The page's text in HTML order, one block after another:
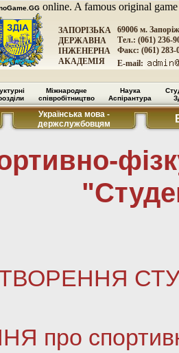
online. A famous original
ЗАПОРІЗЬКА
ДЕРЖАВНА
ІНЖЕНЕРНА
АКАДЕМІЯ
69006 м.
Тел.: (061) 236-
Факс: (061) 283-
E-mail:
Міжнародне
співробітництво
Наука
Аспірантура
Українська мова -
держслужбовцям
про